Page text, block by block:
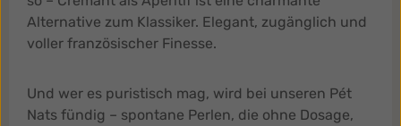
Alternative zum Klassiker. Elegant, zugänglich und
voller französischer Finesse.
Und wer es puristisch mag, wird bei unseren Pét
Nats fündig – spontane Perlen, die ohne Dosage,